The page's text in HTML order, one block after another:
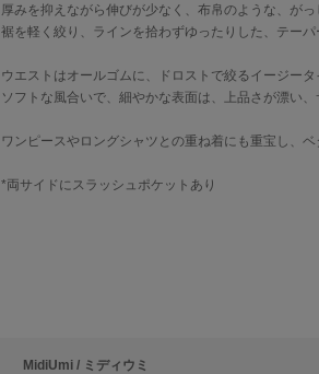
厚みを抑えながら伸びが少なく、布帛のような、が
裾を軽く絞り、ラインを拾わずゆったりした、テーパ
ウエストはオールゴムに、ドロストで絞るイージータ
ソフトな風合いで、細やかな表面は、上品さが漂い
ワンピースやロングシャツとの重ね着にも重宝し、
*両サイドにスラッシュポケットあり
MidiUmi / ミディウミ